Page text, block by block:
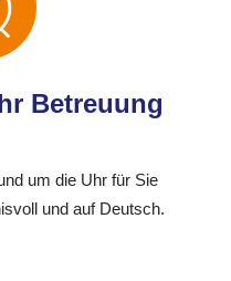
Betreuung
um die Uhr für Sie
und auf Deutsch.